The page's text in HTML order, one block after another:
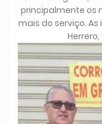
principalmente os
mais do serviço.